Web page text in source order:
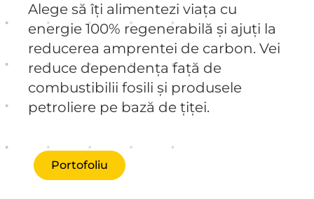
Alege să îți alimentezi viața cu
energie 100% regenerabilă și ajuți la
reducerea amprentei de carbon. Vei
reduce dependența față de
combustibilii fosili și produsele
petroliere pe bază de țiței.
Portofoliu